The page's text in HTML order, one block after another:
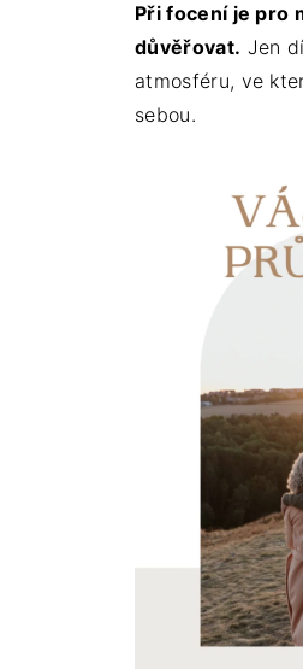
Při focení je pro
důvěřovat. Jen
atmosféru, ve
sebou.